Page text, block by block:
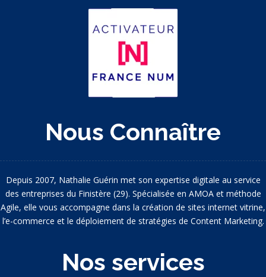
Nous Connaître
Depuis 2007, Nathalie Guérin met son expertise digitale au service
des entreprises du Finistère (29). Spécialisée en AMOA et méthode
Agile, elle vous accompagne dans la création de sites internet vitrine,
l’e-commerce et le déploiement de stratégies de Content Marketing.
Nos services